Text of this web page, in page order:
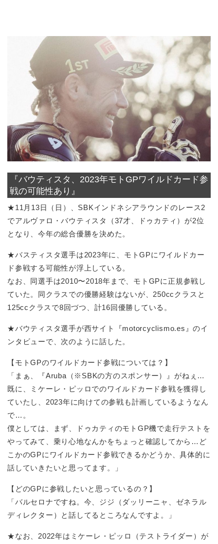
『バウティスタ、2023年モトGPワイルドカード参
戦の可能性あり』
★11月13日（日）、SBKインドネシアラウンドのレース2
でアルヴァロ・バウティスタ（37才、ドゥカティ）が2位
となり、今年の総合優勝を決めた。
★バスティスタ選手は2023年に、モトGPにワイルドカー
ド参戦する可能性が浮上している。
なお、同選手は2010〜2018年まで、モトGPに正規参戦し
ていた。同クラスでの優勝経験はないが、250ccクラスと
125ccクラスで8回づつ、計16回優勝している。
★バウティスタ選手が西サイト『motorcyclismo.es』のイ
ンタビューで、次のように話した。
【モトGPのワイルドカード参戦については？】
「まぁ、『Aruba（※SBKの方のスポンサー）』がねぇ…
既に、ミケーレ・ピッロでのワイルドカード参戦を獲得し
ていたし、2023年に向けての参戦も計画しているようなん
で…。
僕としては、まず、ドゥカティのモトGP機で走行テストを
やってみて、乗り心地なんかをちょっと確認してから…ど
こかのGPにワイルドカード参戦できるかどうか、具体的に
話していきたいと思ってます。」
【どのGPに参戦したいと思っているの？】
「バルセロナですね。今、ジジ（ダッリーニャ、ゼネラル
ディレクター）と話してるところなんですよ。」
★なお、2022年はミケーレ・ピッロ（テストライダー）が